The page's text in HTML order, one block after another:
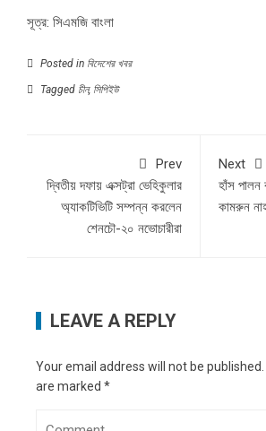
সূত্র: সিএমজি বাংলা
Posted in বিদেশের খবর
Tagged চীন, সিপিইউ
Prev
দ্বিতীয় দফায় এক্সট্রা ভেহিকুলার
অ্যাকটিভিটি সম্পন্ন করলেন
শেনচৌ-২০ নভোচারীরা
Next
হাঁস পালন
কামরুন
LEAVE A REPLY
Your email address will not be published.
are marked *